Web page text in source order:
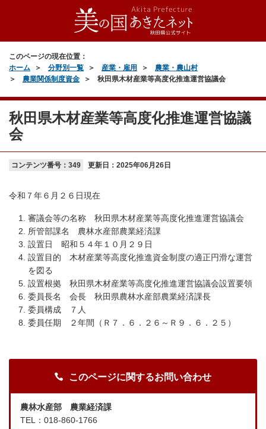
このページの現在位置：
ホーム
分野別一覧 産業・雇用
農業・農山村
農業関係制度資金
秋田県木材産業等高度化推進運営協議会
秋田県木材産業等高度化推進運営協議
会
コンテンツ番号：349 更新日： 2025年06月26日
令和７年６月２６日現在
審議会等の名称 秋田県木材産業等高度化推進運営協議会
所管部課名 農林水産部農業経済課
設置日 昭和５４年１０月２９日
設置目的 木材産業等高度化推進資金制度の適正円滑な運営
を図る
設置根拠 秋田県木材産業等高度化推進運営協議会設置要領
委員長名 会長 秋田県農林水産部農業経済課長
委員構成 ７人
委員任期 ２年間（Ｒ７．６．２６～Ｒ９．６．２５）
このページに関するお問い合わせ
農林水産部 農業経済課
TEL：018-860-1766